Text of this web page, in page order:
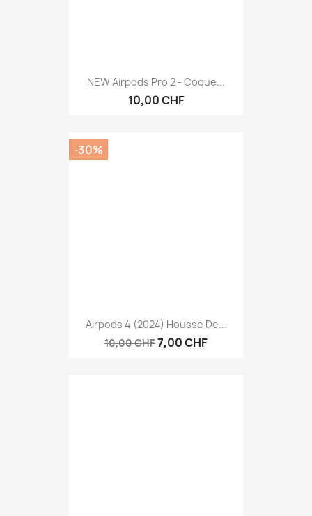
NEW Airpods Pro 2 - Coque...
10,00 CHF
Airpods 4 (2024) Housse De...
10,00 CHF7,00 CHF
-30%